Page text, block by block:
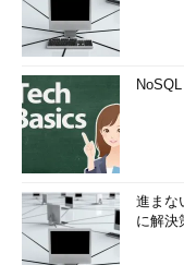
NoSQL
進まな
に解決